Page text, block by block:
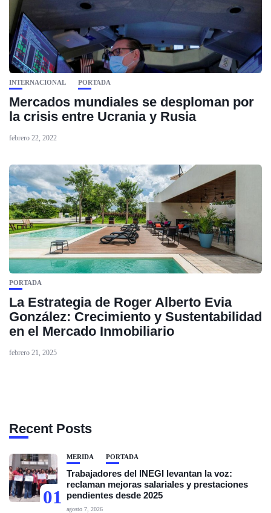
INTERNACIONAL PORTADA
Mercados mundiales se desploman por
la crisis entre Ucrania y Rusia
febrero 22, 2022
PORTADA
La Estrategia de Roger Alberto Evia
González: Crecimiento y Sustentabilidad
en el Mercado Inmobiliario
febrero 21, 2025
Recent Posts
01
MÉRIDA PORTADA
Trabajadores del INEGI levantan la voz:
reclaman mejoras salariales y prestaciones
pendientes desde 2025
agosto 7, 2026